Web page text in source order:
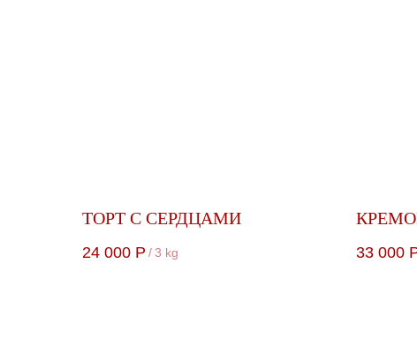
ТОРТ С СЕРДЦАМИ
24 000 Р /3 kg 33 000